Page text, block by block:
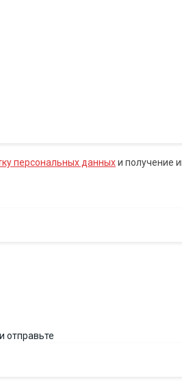
персональных данныхи получение
отправьте